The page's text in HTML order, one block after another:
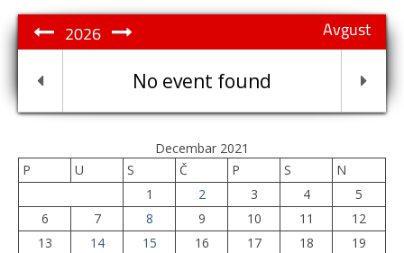
Avgust
2026
No event found
Decembar 2021
P
U S Č P S
N
1
2 3 4
5
6
7 8 9 10 11
12
13
14 15 16 17 18
19